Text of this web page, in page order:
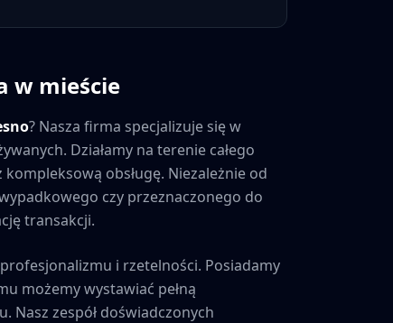
w mieście
? Nasza firma specjalizuje się w
Działamy na terenie całego
obsługę. Niezależnie od
czy przeznaczonego do
transakcji.
i rzetelności. Posiadamy
możemy wystawiać pełną
Nasz zespół doświadczonych